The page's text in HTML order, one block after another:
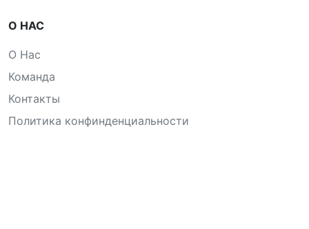
О НАС
О Нас
Команда
Контакты
Политика конфинденциальности